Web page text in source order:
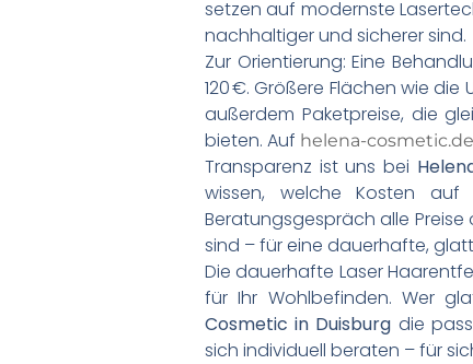
setzen auf modernste
nachhaltiger und sicherer sind.
Zur Orientierung: Eine
120 €. Größere Flächen wie
außerdem Paketpreise, die
bieten. Auf helena-cosmetic.de
Transparenz ist uns bei
wissen, welche Kosten
Beratungsgespräch alle
sind – für eine dauerhafte,
Die dauerhafte Laser
für Ihr Wohlbefinden. Wer
Cosmetic in Duisburg die
sich individuell beraten – für